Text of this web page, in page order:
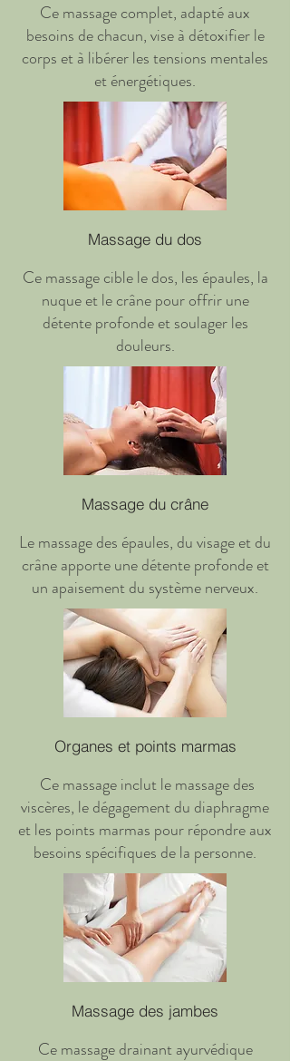
Ce massage complet, adapté aux
besoins de chacun, vise à détoxifier le
corps et à libérer les tensions mentales
et énergétiques.
Massage du dos
Ce massage cible le dos, les épaules, la
nuque et le crâne pour offrir une
détente profonde et soulager les
douleurs.
Massage du crâne
Le massage des épaules, du visage et du
crâne apporte une détente profonde et
un apaisement du système nerveux.
Organes et points marmas
Ce massage inclut le massage des
viscères, le dégagement du diaphragme
et les points marmas pour répondre aux
besoins spécifiques de la personne.
Massage des jambes
Ce massage drainant ayurvédique